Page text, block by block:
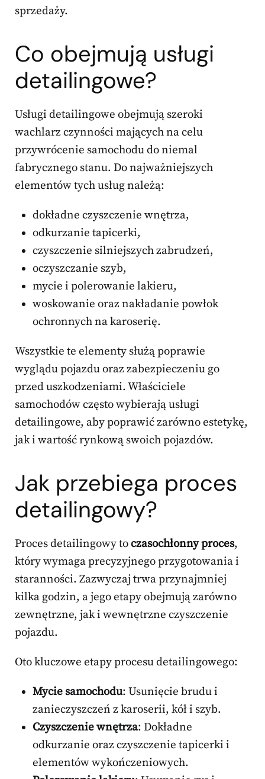
sprzedaży.
Co obejmują usługi
detailingowe?
Usługi detailingowe obejmują szeroki
wachlarz czynności mających na celu
przywrócenie samochodu do niemal
fabrycznego stanu. Do najważniejszych
elementów tych usług należą:
dokładne czyszczenie wnętrza,
odkurzanie tapicerki,
czyszczenie silniejszych zabrudzeń,
oczyszczanie szyb,
mycie i polerowanie lakieru,
woskowanie oraz nakładanie powłok
ochronnych na karoserię.
Wszystkie te elementy służą poprawie
wyglądu pojazdu oraz zabezpieczeniu go
przed uszkodzeniami. Właściciele
samochodów często wybierają usługi
detailingowe, aby poprawić zarówno estetykę,
jak i wartość rynkową swoich pojazdów.
Jak przebiega proces
detailingowy?
Proces detailingowy toczasochłonny proces,
który wymaga precyzyjnego przygotowania i
staranności. Zazwyczaj trwa przynajmniej
kilka godzin, a jego etapy obejmują zarówno
zewnętrzne, jak i wewnętrzne czyszczenie
pojazdu.
Oto kluczowe etapy procesu detailingowego:
Mycie samochodu: Usunięcie brudu i
zanieczyszczeń z karoserii, kół i szyb.
Czyszczenie wnętrza: Dokładne
odkurzanie oraz czyszczenie tapicerki i
elementów wykończeniowych.